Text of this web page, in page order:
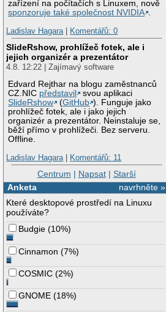
zařízení na počítačích s Linuxem, nově
sponzoruje také společnost NVIDIA .
Ladislav Hagara| Komentářů: 0
SlideRshow, prohlížeč fotek, ale i
jejich organizér a prezentátor
4.8. 12:22 | Zajímavý software
Edvard Rejthar na blogu zaměstnanců
CZ.NIC představil
svou aplikaci
SlideRshow
(GitHub ). Funguje jako
prohlížeč fotek, ale i jako jejich
organizér a prezentátor. Neinstaluje se,
běží přímo v prohlížeči. Bez serveru.
Offline.
Ladislav Hagara| Komentářů: 11
Centrum | Napsat| Starší
navrhněte »
Anketa
Které desktopové prostředí na Linuxu
používáte?
Budgie (10%)
Cinnamon (7%)
COSMIC (2%)
GNOME (18%)